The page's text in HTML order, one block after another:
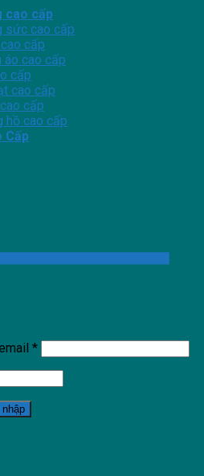
cao cấp
sức cao cấp
cấp
áo cao cấp
cấp
cao cấp
cấp
hồ cao cấp
Cấp
*